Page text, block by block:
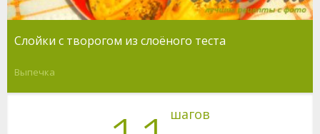
Слойки с творогом из слоёного теста
Выпечка
шагов